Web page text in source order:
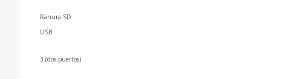
Ranura SD
USB
3 (dos puertos)